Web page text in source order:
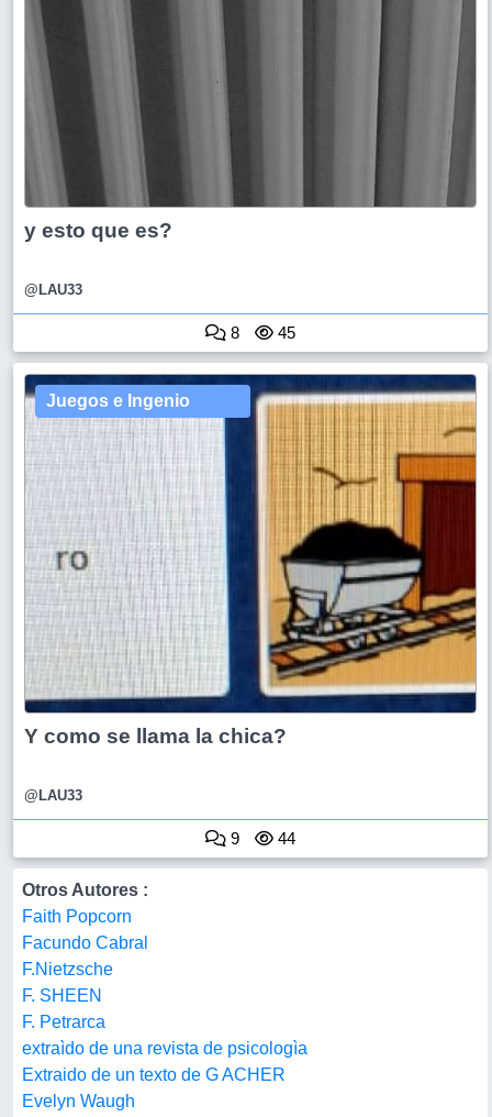
y esto que es?
@LAU33
8 45
Juegos e Ingenio
Y como se llama la chica?
@LAU33
9 44
Otros Autores :
Faith Popcorn
Facundo Cabral
F.Nietzsche
F. SHEEN
F. Petrarca
extraìdo de una revista de psicologìa
Extraido de un texto de G ACHER
Evelyn Waugh